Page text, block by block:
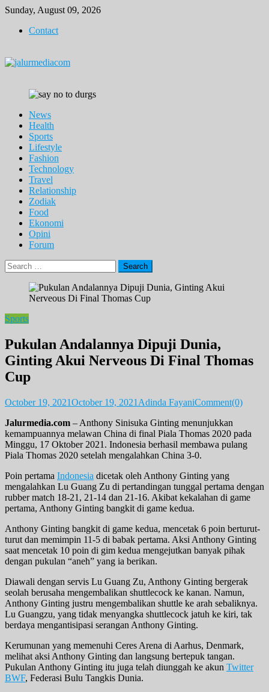
Skip
content
Sunday, August 09, 2026
Contact
News
Health
Sports
Lifestyle
Fashion
Technology
Travel
Relationship
Zodiak
Food
Ekonomi
Opini
Forum
Search
for:
Sports
Pukulan Andalannya Dipuji Dunia,
Ginting Akui Nerveous Di Final Thomas
Cup
October 19, 2021October 19, 2021 Adinda FayaniComment(0)
Jalurmedia.com – Anthony Sinisuka Ginting menunjukkan
kemampuannya melawan China di final Piala Thomas 2020 pada
Minggu, 17 Oktober 2021. Indonesia berhasil membawa pulang
Piala Thomas 2020 setelah mengalahkan China 3-0.
Poin pertama Indonesia dicetak oleh Anthony Ginting yang
mengalahkan Lu Guang Zu di pertandingan tunggal pertama dengan
rubber match 18-21, 21-14 dan 21-16. Akibat kekalahan di game
pertama, Anthony Ginting bangkit di game kedua.
Anthony Ginting bangkit di game kedua, mencetak 6 poin berturut-
turut dan memimpin 11-5 di babak pertama. Aksi Anthony Ginting
saat mencetak 10 poin di gim kedua mengejutkan banyak pihak
dengan pukulan “aneh” yang ia berikan.
Diawali dengan servis Lu Guang Zu, Anthony Ginting bergerak
seolah berusaha mengembalikan shuttlecock ke kanan. Namun,
Anthony Ginting justru mengembalikan shuttle ke arah sebaliknya.
Lu Guangzu, yang tidak menyangka shuttlecock jatuh ke kiri, tak
berdaya mengantisipasi serangan Anthony Ginting.
Kerumunan yang memenuhi Ceres Arena di Aarhus, Denmark,
melihat aksi Anthony Ginting dan langsung bertepuk tangan.
Pukulan Anthony Ginting itu juga telah diunggah ke akun Twitter
BWF, Federasi Bulu Tangkis Dunia.